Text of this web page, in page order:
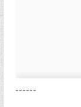
------